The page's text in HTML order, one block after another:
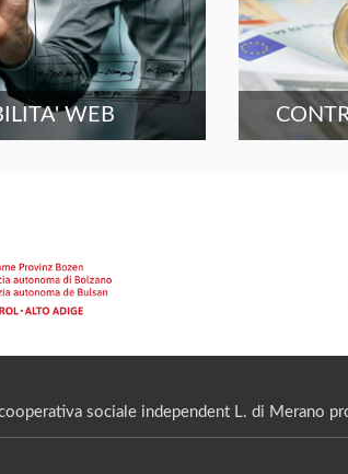
WEB
sociale independent L. di Merano